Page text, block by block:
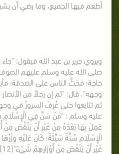
أطعم فيها الجميع، وما رضي أن
ويروي جرير بن عبد الله فيقول:
صلى الله عليه وسلم عليهم
حاجة؛ فحَثَّ الناس على الصدقة؛
وجهه"، قال: "ثم إن رجلاً من
ثم تتابعوا حتى عُرِفَ السرورُ في
عليه وسلم : "مَنْ سَنَّ فِي الْإِسْلَامِ
عَمِلَ بِهَا بَعْدَهُ مِنْ غَيْرِ أَنْ يَنْقُصَ
الْإِسْلَامِ سُنَّةً سَيِّئَةً؛ كَانَ عَلَيْهِ
غَيْرِ أَنْ يَنْقُصَ مِنْ أَوْزَارِهِمْ شَيْءٌ"[12].